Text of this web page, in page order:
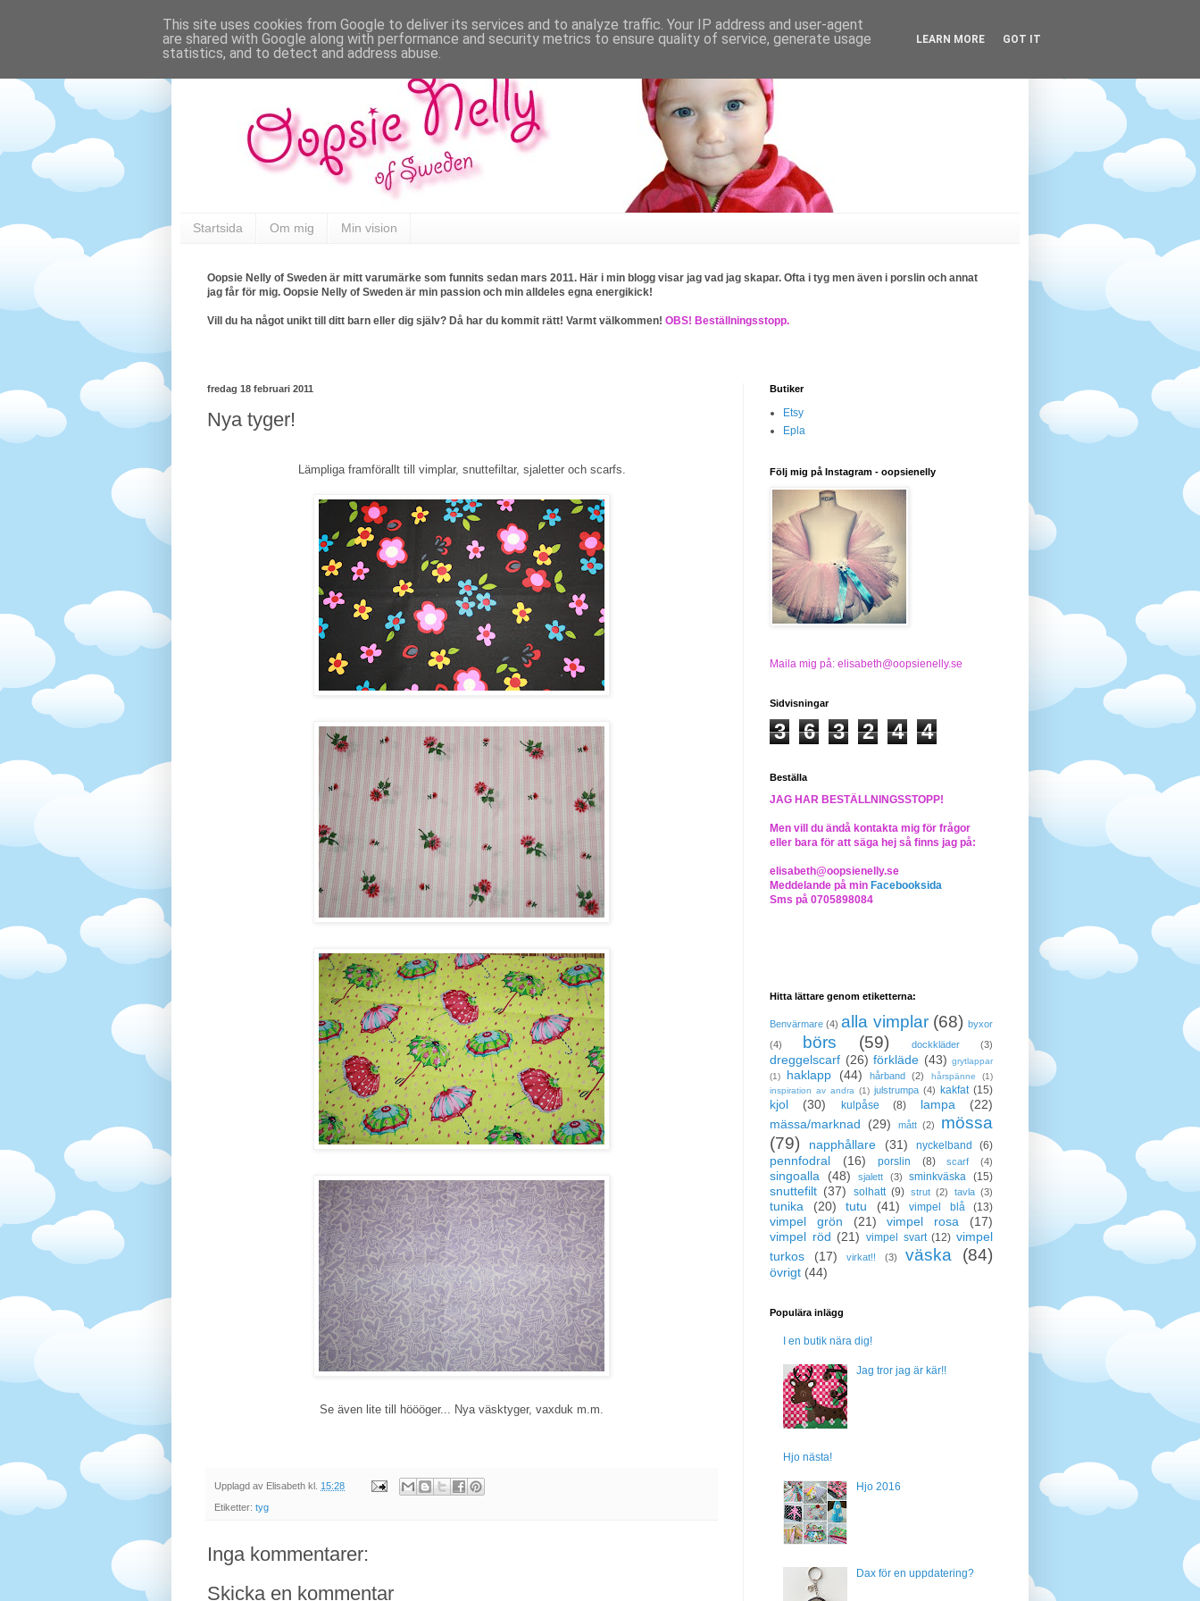
Startsida Om mig Min vision
Oopsie Nelly of Sweden är mitt varumärke som funnits sedan mars 2011. Här i min blogg visar jag vad jag skapar. Ofta i tyg men även i porslin och annat
jag får för mig. Oopsie Nelly of Sweden är min passion och min alldeles egna energikick!
Vill du ha något unikt till ditt barn eller dig själv? Då har du kommit rätt! Varmt välkommen! OBS! Beställningsstopp.
fredag 18 februari 2011
Nya tyger!
Lämpliga framförallt till vimplar, snuttefiltar, sjaletter och scarfs.
Se även lite till höööger... Nya väsktyger, vaxduk m.m.
Upplagd av Elisabeth kl. 15:28
Etiketter: tyg
Inga kommentarer:
Skicka en kommentar
Butiker
Etsy
Epla
Följ mig på Instagram - oopsienelly
Maila mig på: elisabeth@oopsienelly.se
Sidvisningar
3 6 3 2 4 4
Beställa
JAG HAR BESTÄLLNINGSSTOPP!
Men vill du ändå kontakta mig för frågor
eller bara för att säga hej så finns jag på:
elisabeth@oopsienelly.se
Meddelande på min Facebooksida
Sms på 0705898084
Hitta lättare genom etiketterna:
Benvärmare (4) alla vimplar (68) byxor
(4)
börs (59) dockkläder (3)
dreggelscarf (26) förkläde (43) grytlappar
(1)
haklapp (44) hårband (2) hårspänne
(1)
inspiration av andra (1) julstrumpa (4) kakfat (15)
kjol (30) kulpåse (8) lampa
(22)
mässa/marknad
(29) mått (2)
mössa
(79)
napphållare (31) nyckelband (6)
pennfodral (16) porslin (8) scarf (4)
singoalla (48) sjalett (3) sminkväska (15)
snuttefilt (37) solhatt (9) strut (2) tavla (3)
tunika (20) tutu (41) vimpel blå (13)
vimpel grön (21) vimpel rosa
(17)
vimpel röd (21) vimpel svart (12) vimpel
turkos
(17) virkat!! (3) väska (84)
övrigt (44)
Populära inlägg
I en butik nära dig!
Jag tror jag är kär!!
Hjo nästa!
Hjo 2016
Dax för en uppdatering?
This site uses cookies from Google to deliver its services and to analyze traffic. Your IP address and user-agent
are shared with Google along with performance and security metrics to ensure quality of service, generate usage
statistics, and to detect and address abuse.
LEARN MORE GOT IT